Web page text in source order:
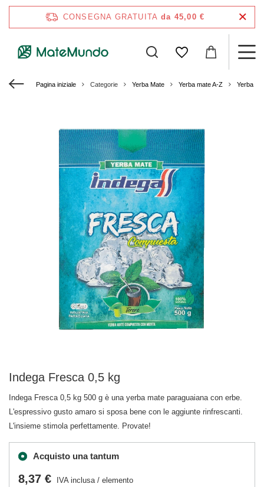
CONSEGNA GRATUITA da 45,00 €
Pagina iniziale Categorie Yerba Mate Yerba mate A-Z Yerba
Indega Fresca 0,5 kg
Indega Fresca 0,5 kg 500 g è una yerba mate paraguaiana con erbe.
L'espressivo gusto amaro si sposa bene con le aggiunte rinfrescanti.
L'insieme stimola perfettamente. Provate!
Acquisto una tantum
8,37 € IVA inclusa/ elemento